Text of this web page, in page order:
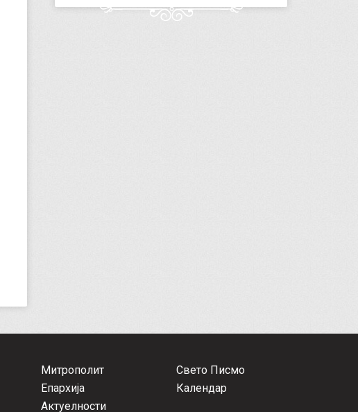
Митрополит
Епархија
Актуелности
Свето Писмо
Календар